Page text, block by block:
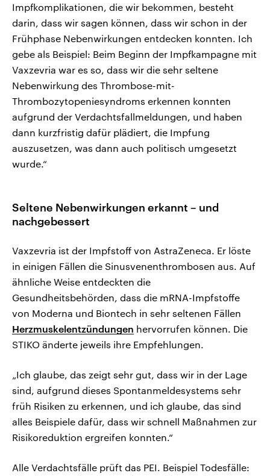
Impfkomplikationen, die wir bekommen, besteht
darin, dass wir sagen können, dass wir schon in der
Frühphase Nebenwirkungen entdecken konnten. Ich
gebe als Beispiel: Beim Beginn der Impfkampagne mit
Vaxzevria war es so, dass wir die sehr seltene
Nebenwirkung des Thrombose-mit-
Thrombozytopeniesyndroms erkennen konnten
aufgrund der Verdachtsfallmeldungen, und haben
dann kurzfristig dafür plädiert, die Impfung
auszusetzen, was dann auch politisch umgesetzt
wurde.“
Seltene Nebenwirkungen erkannt – und
nachgebessert
Vaxzevria ist der Impfstoff von AstraZeneca. Er löste
in einigen Fällen die Sinusvenenthrombosen aus. Auf
ähnliche Weise entdeckten die
Gesundheitsbehörden, dass die mRNA-Impfstoffe
von Moderna und Biontech in sehr seltenen Fällen
Herzmuskelentzündungen hervorrufen können. Die
STIKO änderte jeweils ihre Empfehlungen.
„Ich glaube, das zeigt sehr gut, dass wir in der Lage
sind, aufgrund dieses Spontanmeldesystems sehr
früh Risiken zu erkennen, und ich glaube, das sind
alles Beispiele dafür, dass wir schnell Maßnahmen zur
Risikoreduktion ergreifen konnten.“
Alle Verdachtsfälle prüft das PEI. Beispiel Todesfälle: